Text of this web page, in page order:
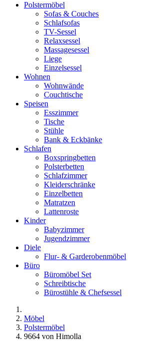
Polstermöbel
Sofas & Couches
Schlafsofas
TV-Sessel
Relaxsessel
Massagesessel
Liege
Einzelsessel
Wohnen
Wohnwände
Couchtische
Speisen
Esszimmer
Tische
Stühle
Bank & Eckbänke
Schlafen
Boxspringbetten
Polsterbetten
Schlafzimmer
Kleiderschränke
Einzelbetten
Matratzen
Lattenroste
Kinder
Babyzimmer
Jugendzimmer
Diele
Flur- & Garderobenmöbel
Büro
Büromöbel Set
Schreibtische
Bürostühle & Chefsessel
Möbel
Polstermöbel
9664 von Himolla